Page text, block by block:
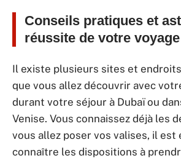
Conseils pratiques et
réussite de votre voyage
Il existe plusieurs sites et
que vous allez découvrir avec
durant votre séjour à Dubaï ou
Venise. Vous connaissez déjà les
vous allez poser vos valises, il est
connaître les dispositions à